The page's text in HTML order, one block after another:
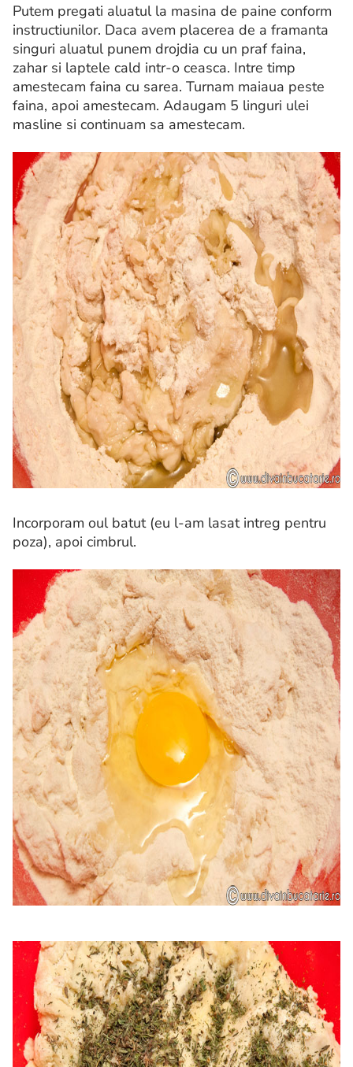
Putem pregati aluatul la masina de paine conform
instructiunilor. Daca avem placerea de a framanta
singuri aluatul punem drojdia cu un praf faina,
zahar si laptele cald intr-o ceasca. Intre timp
amestecam faina cu sarea. Turnam maiaua peste
faina, apoi amestecam. Adaugam 5 linguri ulei
masline si continuam sa amestecam.
Incorporam oul batut (eu l-am lasat intreg pentru
poza), apoi cimbrul.